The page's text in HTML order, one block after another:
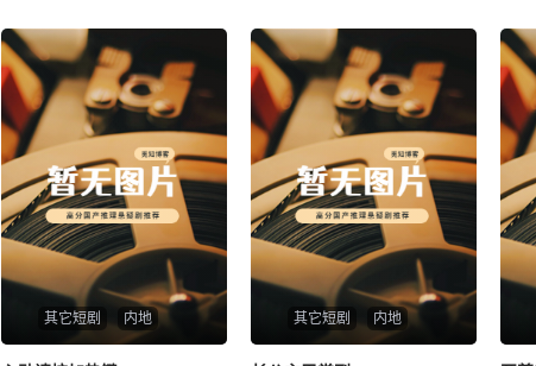
其它短剧 内地 其它短剧 内地